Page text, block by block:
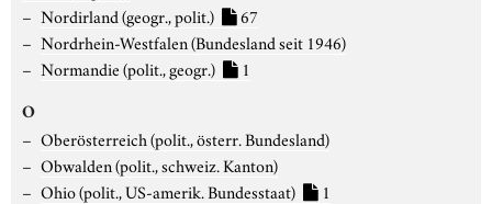
Nordirland (geogr., polit.)
67
Nordrhein-Westfalen (Bundesland seit 1946)
Normandie (polit., geogr.)
1
O
Oberösterreich (polit., österr. Bundesland)
Obwalden (polit., schweiz. Kanton)
Ohio (polit., US-amerik. Bundesstaat)
1